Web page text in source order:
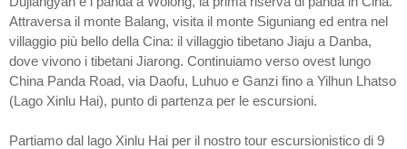
Attraversa il monte Balang, visita il monte Siguniang ed entra nel
villaggio più bello della Cina: il villaggio tibetano Jiaju a Danba,
dove vivono i tibetani Jiarong. Continuiamo verso ovest lungo
China Panda Road, via Daofu, Luhuo e Ganzi fino a Yilhun Lhatso
(Lago Xinlu Hai), punto di partenza per le escursioni.
Partiamo dal lago Xinlu Hai per il nostro tour escursionistico di 9